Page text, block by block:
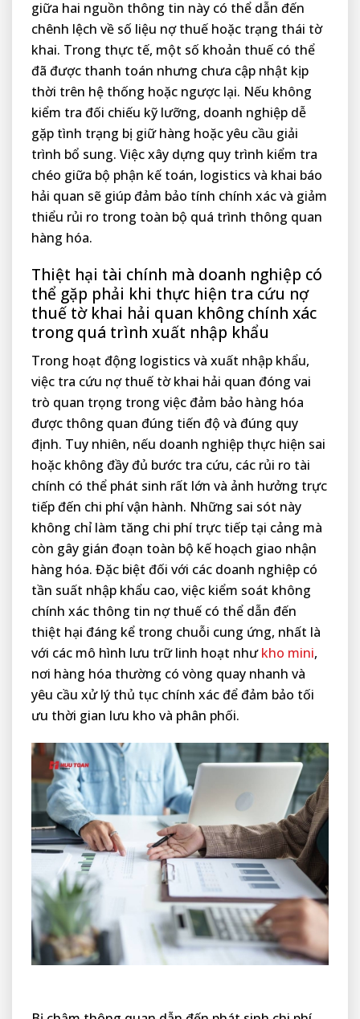
giữa hai nguồn thông tin này có thể dẫn đến
chênh lệch về số liệu nợ thuế hoặc trạng thái tờ
khai. Trong thực tế, một số khoản thuế có thể
đã được thanh toán nhưng chưa cập nhật kịp
thời trên hệ thống hoặc ngược lại. Nếu không
kiểm tra đối chiếu kỹ lưỡng, doanh nghiệp dễ
gặp tình trạng bị giữ hàng hoặc yêu cầu giải
trình bổ sung. Việc xây dựng quy trình kiểm tra
chéo giữa bộ phận kế toán, logistics và khai báo
hải quan sẽ giúp đảm bảo tính chính xác và giảm
thiểu rủi ro trong toàn bộ quá trình thông quan
hàng hóa.
Thiệt hại tài chính mà doanh nghiệp có
thể gặp phải khi thực hiện tra cứu nợ
thuế tờ khai hải quan không chính xác
trong quá trình xuất nhập khẩu
Trong hoạt động logistics và xuất nhập khẩu,
việc tra cứu nợ thuế tờ khai hải quan đóng vai
trò quan trọng trong việc đảm bảo hàng hóa
được thông quan đúng tiến độ và đúng quy
định. Tuy nhiên, nếu doanh nghiệp thực hiện sai
hoặc không đầy đủ bước tra cứu, các rủi ro tài
chính có thể phát sinh rất lớn và ảnh hưởng trực
tiếp đến chi phí vận hành. Những sai sót này
không chỉ làm tăng chi phí trực tiếp tại cảng mà
còn gây gián đoạn toàn bộ kế hoạch giao nhận
hàng hóa. Đặc biệt đối với các doanh nghiệp có
tần suất nhập khẩu cao, việc kiểm soát không
chính xác thông tin nợ thuế có thể dẫn đến
thiệt hại đáng kể trong chuỗi cung ứng, nhất là
với các mô hình lưu trữ linh hoạt nhưkho mini,
nơi hàng hóa thường có vòng quay nhanh và
yêu cầu xử lý thủ tục chính xác để đảm bảo tối
ưu thời gian lưu kho và phân phối.